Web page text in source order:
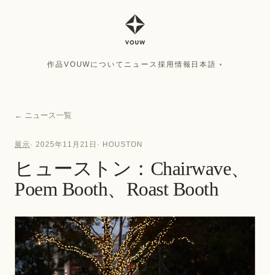
作品 VOUWについて ニュース 採用情報 日本語 ▾
← ニュース一覧
展示· 2025年11月21日 · HOUSTON
ヒューストン：Chairwave、
Poem Booth、Roast Booth